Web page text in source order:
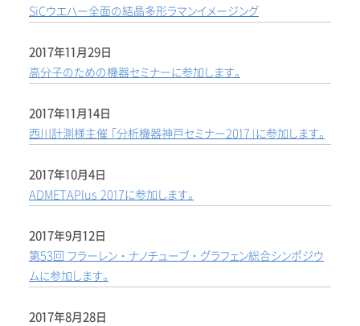
SiCウエハー全面の結晶多形ラマンイメージング
2017年11月29日
高分子のための機器セミナーに参加します。
2017年11月14日
西川計測様主催 「分析機器神戸セミナー2017」に参加します。
2017年10月4日
ADMETAPlus 2017に参加します。
2017年9月12日
第53回 フラーレン・ナノチューブ・グラフェン総合シンポジウ
ムに参加します。
2017年8月28日